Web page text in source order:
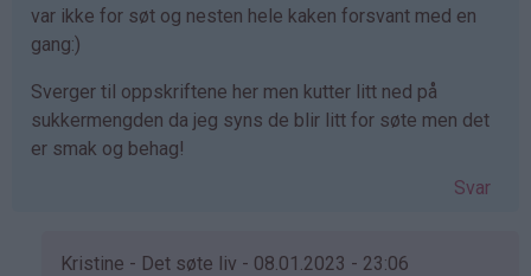
var ikke for søt og nesten hele kaken forsvant med en
gang:)
Sverger til oppskriftene her men kutter litt ned på
sukkermengden da jeg syns de blir litt for søte men det
er smak og behag!
Svar
Kristine - Det søte liv - 08.01.2023 - 23:06